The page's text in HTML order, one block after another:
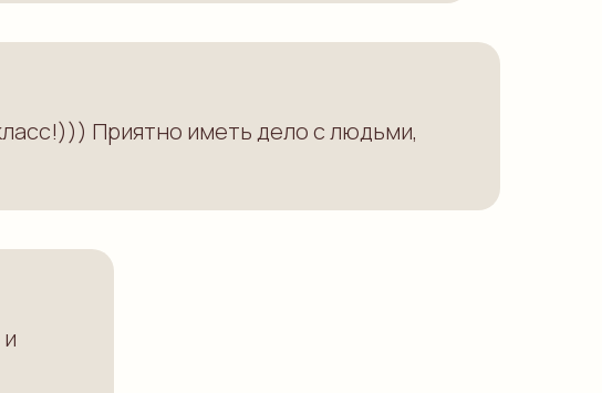
Приятно иметь дело с людьми,